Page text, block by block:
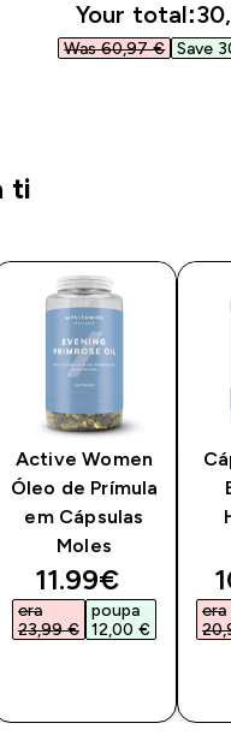
Your total:
Was 60,97 €‎ Save
ti
Active Women
Óleo de Prímula
em Cápsulas
Moles
discounted
11.99€‎
era
23,99 €‎
poupa
12,00 €‎
era